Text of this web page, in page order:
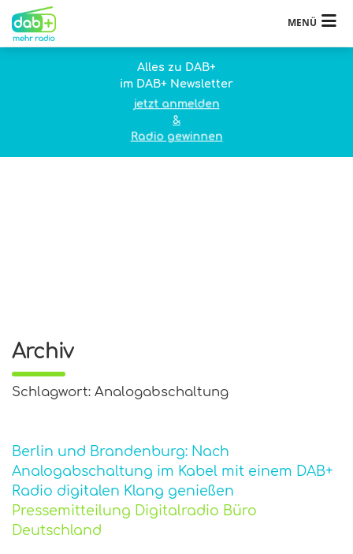
MENÜ
Alles zu DAB+
im DAB+ Newsletter
jetzt anmelden
&
Radio gewinnen
Archiv
Schlagwort: Analogabschaltung
Berlin und Brandenburg: Nach
Analogabschaltung im Kabel mit einem DAB+
Radio digitalen Klang genießen
Pressemitteilung Digitalradio Büro
Deutschland